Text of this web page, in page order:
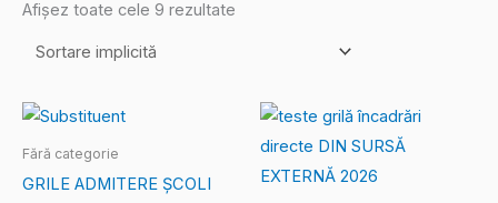
Afișez toate cele 9 rezultate
Fără categorie
GRILE ADMITERE ȘCOLI